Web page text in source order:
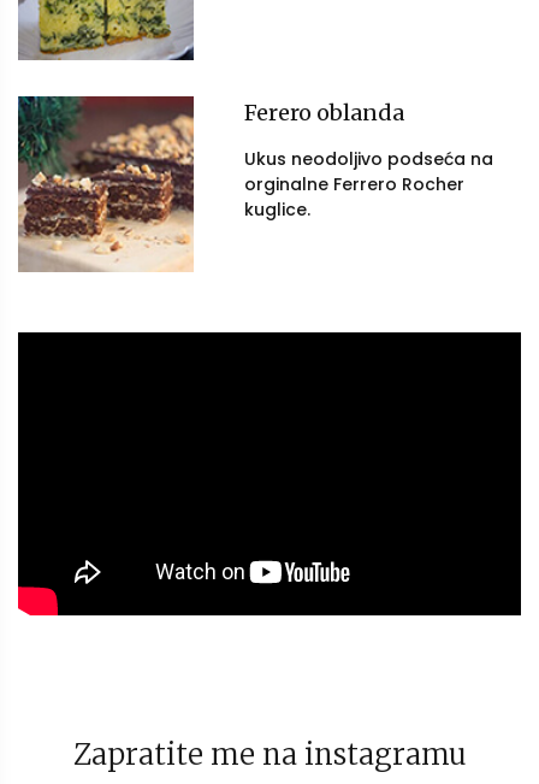
Ferero oblanda
Ukus neodoljivo podseća na
orginalne Ferrero Rocher
kuglice.
Zapratite me na instagramu